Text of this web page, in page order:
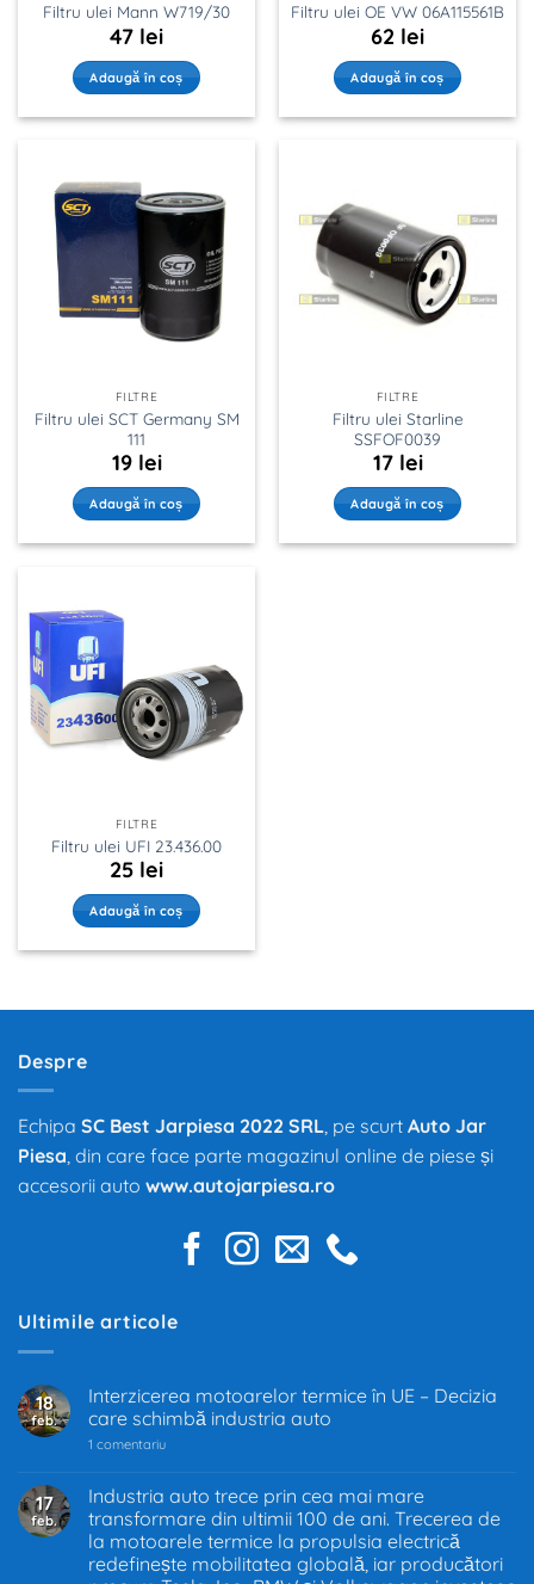
Filtru ulei Mann W719/30
47 lei
Adaugă în coș
Filtru ulei OE VW 06A115561B
62 lei
Adaugă în coș
FILTRE
Filtru ulei SCT Germany SM
111
19 lei
Adaugă în coș
FILTRE
Filtru ulei Starline
SSFOF0039
17 lei
Adaugă în coș
FILTRE
Filtru ulei UFI 23.436.00
25 lei
Adaugă în coș
Despre
Echipa SC Best Jarpiesa 2022 SRL, pe scurt Auto Jar
Piesa, din care face parte magazinul online de piese și
accesorii auto www.autojarpiesa.ro
Ultimile articole
18
feb.
Interzicerea motoarelor termice în UE – Decizia
care schimbă industria auto
1 comentariula
termice
în
UE
–
Decizia
care
17
feb.
Industria auto trece prin cea mai mare
transformare din ultimii 100 de ani. Trecerea de
la motoarele termice la propulsia electrică
redefinește mobilitatea globală, iar producători